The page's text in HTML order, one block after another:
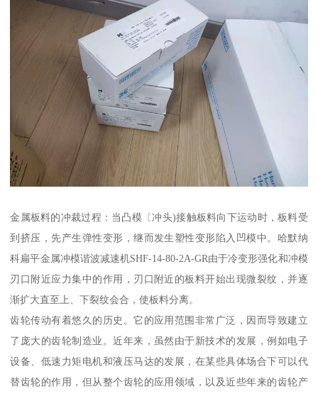
金属板料的冲裁过程：当凸模〔冲头)接触板料向下运动时，板料受
到挤压，先产生弹性变形，继而发生塑性变形陷入凹模中。哈默纳
科扁平金属冲模谐波减速机SHF-14-80-2A-GR由于冷变形强化和冲模
刃口附近应力集中的作用，刃口附近的板料开始出现微裂纹，并逐
渐扩大直至上、下裂纹会合，使板料分离。
齿轮传动有着悠久的历史。它的应用范围非常广泛，因而导致建立
了庞大的齿轮制造业。近年来，虽然由于新技术的发展，例如电子
设备、低速力矩电机和液压马达的发展，在某些具体场合下可以代
替齿轮的作用，但从整个齿轮的应用领域，以及近些年来的齿轮产